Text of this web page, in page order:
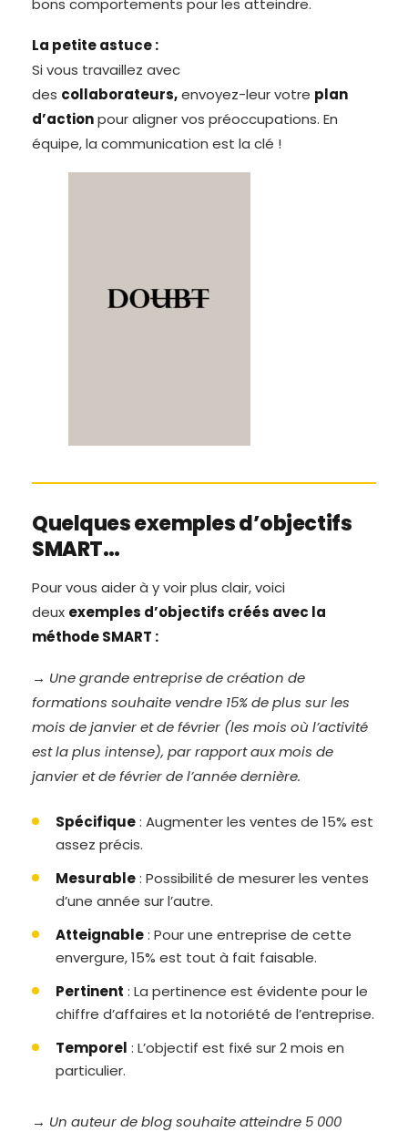
bons comportements pour les atteindre.
La petite astuce :
Si vous travaillez avec
des collaborateurs,envoyez-leur votre plan
d’actionpour aligner vos préoccupations. En
équipe, la communication est la clé !
Quelques exemples d’objectifs
SMART…
Pour vous aider à y voir plus clair, voici
deux exemples d’objectifs créés avec la
méthode SMART :
→ Une grande entreprise de création de
formations souhaite vendre 15% de plus sur les
mois de janvier et de février (les mois où l’activité
est la plus intense), par rapport aux mois de
janvier et de février de l’année dernière.
Spécifique: Augmenter les ventes de 15% est
assez précis.
Mesurable: Possibilité de mesurer les ventes
d’une année sur l’autre.
Atteignable: Pour une entreprise de cette
envergure, 15% est tout à fait faisable.
Pertinent : La pertinence est évidente pour le
chiffre d’affaires et la notoriété de l’entreprise.
Temporel : L’objectif est fixé sur 2 mois en
particulier.
→ Un auteur de blog souhaite atteindre 5 000